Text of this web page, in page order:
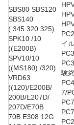
SBS80 SBS120
SBS140
( 345 320 325)
SPK10 /10
((E200B)
SPV10/10
((MS180) /320)
VRD63
((120)/E200B/
200B/E207D/
207D/E70B
70B E308 12G
イ
験
7/